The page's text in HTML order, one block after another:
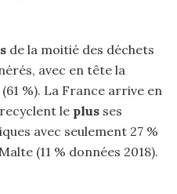
de la moitié des déchets
avec en tête la
%). La France arrive en
le plus ses
avec seulement 27 %
(11 % données 2018).